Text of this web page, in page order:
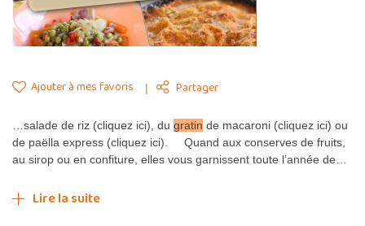
Ajouter à mes favoris Partager
…salade de riz (cliquez ici), du gratin de macaroni (cliquez ici) ou
de paëlla express (cliquez ici). Quand aux conserves de fruits,
au sirop ou en confiture, elles vous garnissent toute l’année de…
Lire la suite